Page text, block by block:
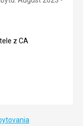
na moře.
pomocou
z CA
z CA